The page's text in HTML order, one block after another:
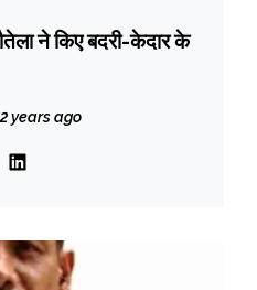
ने किए बदरी-केदार के
2 years ago